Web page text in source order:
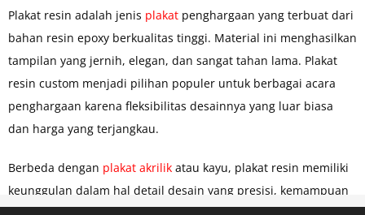
Plakat resin adalah jenis plakat penghargaan yang terbuat dari
bahan resin epoxy berkualitas tinggi. Material ini menghasilkan
tampilan yang jernih, elegan, dan sangat tahan lama. Plakat
resin custom menjadi pilihan populer untuk berbagai acara
penghargaan karena fleksibilitas desainnya yang luar biasa
dan harga yang terjangkau.
Berbeda dengan plakat akrilik atau kayu, plakat resin memiliki
keunggulan dalam hal detail desain yang presisi, kemampuan